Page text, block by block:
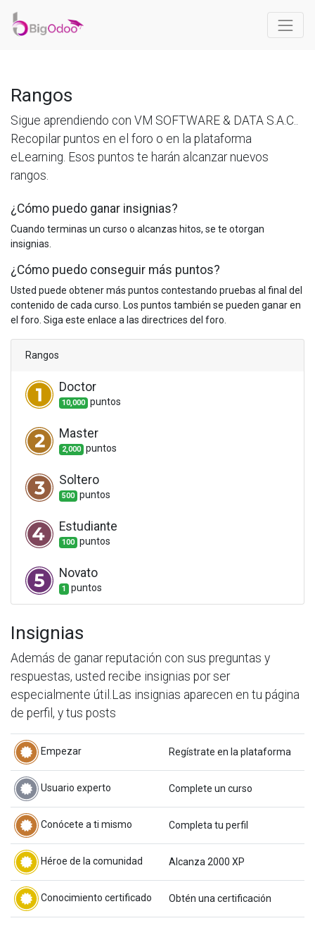
Rangos
Sigue aprendiendo con VM SOFTWARE & DATA S.A.C..
Recopilar puntos en el foro o en la plataforma
eLearning. Esos puntos te harán alcanzar nuevos
rangos.
¿Cómo puedo ganar insignias?
Cuando terminas un curso o alcanzas hitos, se te otorgan
insignias.
¿Cómo puedo conseguir más puntos?
Usted puede obtener más puntos contestando pruebas al final del
contenido de cada curso. Los puntos también se pueden ganar en
el foro. Siga este enlace a las directrices del foro.
Rangos
Doctor
10,000 puntos
Master
2,000 puntos
Soltero
500 puntos
Estudiante
100 puntos
Novato
1 puntos
Insignias
Además de ganar reputación con sus preguntas y
respuestas, usted recibe insignias por ser
especialmente útil. Las insignias aparecen en tu página
de perfil, y tus posts
Empezar Regístrate en la plataforma
Usuario experto Complete un curso
Conócete a ti mismo Completa tu perfil
Héroe de la comunidad Alcanza 2000 XP
Conocimiento certificado Obtén una certificación